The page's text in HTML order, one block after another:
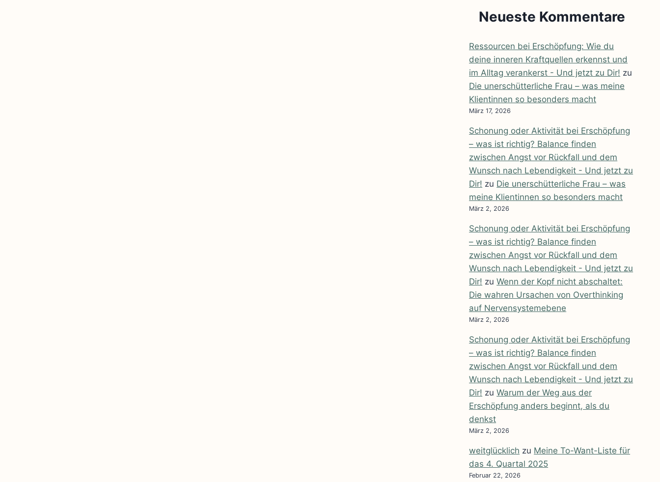
Neueste Kommentare
Ressourcen bei Erschöpfung: Wie du
deine inneren Kraftquellen erkennst und
im Alltag verankerst - Und jetzt zu Dir! zu
Die unerschütterliche Frau – was meine
Klientinnen so besonders macht
März 17, 2026
Schonung oder Aktivität bei Erschöpfung
– was ist richtig? Balance finden
zwischen Angst vor Rückfall und dem
Wunsch nach Lebendigkeit - Und jetzt zu
Dir! zu Die unerschütterliche Frau – was
meine Klientinnen so besonders macht
März 2, 2026
Schonung oder Aktivität bei Erschöpfung
– was ist richtig? Balance finden
zwischen Angst vor Rückfall und dem
Wunsch nach Lebendigkeit - Und jetzt zu
Dir! zuWenn der Kopf nicht abschaltet:
Die wahren Ursachen von Overthinking
auf Nervensystemebene
März 2, 2026
Schonung oder Aktivität bei Erschöpfung
– was ist richtig? Balance finden
zwischen Angst vor Rückfall und dem
Wunsch nach Lebendigkeit - Und jetzt zu
Dir! zuWarum der Weg aus der
Erschöpfung anders beginnt, als du
denkst
März 2, 2026
weitglücklich zu Meine To-Want-Liste für
das 4. Quartal 2025
Februar 22, 2026